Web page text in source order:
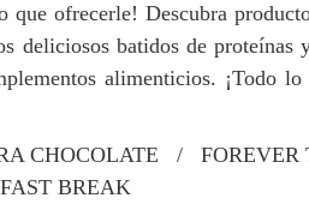
que ofrecerle! Descubra
deliciosos batidos de proteínas
alimenticios. ¡Todo
CHOCOLATE /
BREAK